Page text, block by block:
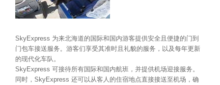
SkyExpress 为来北海道的国际和国内游客提供安全且便捷的门到
门包车接送服务。游客们享受其准时且礼貌的服务，以及每年更新
的现代化车队。
SkyExpress 可接待所有国际和国内航班，并提供机场迎接服务。
同时，SkyExpress 还可以从客人的住宿地点直接接送至机场，确